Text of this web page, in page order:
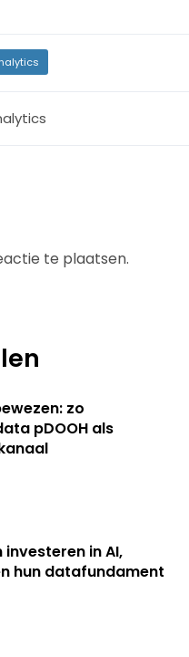
te plaatsen.
zo
pDOOH als
in AI,
hun datafundament